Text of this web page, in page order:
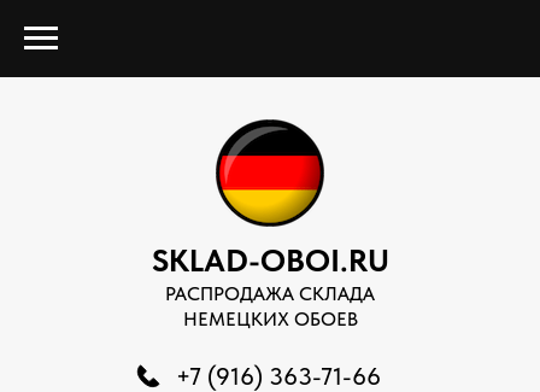
SKLAD-OBOI.RU
РАСПРОДАЖА СКЛАДА
НЕМЕЦКИХ ОБОЕВ
+7 (916) 363-71-66